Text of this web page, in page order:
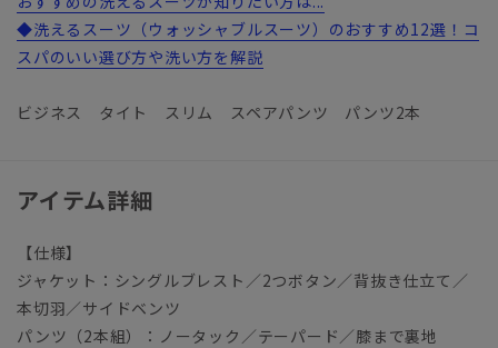
◆洗えるスーツ（ウォッシャブルスーツ）のおすすめ12選！コ
スパのいい選び方や洗い方を解説
ビジネス タイト スリム スペアパンツ パンツ2本
アイテム詳細
【仕様】
ジャケット：シングルブレスト／2つボタン／背抜き仕立て／
本切羽／サイドベンツ
パンツ（2本組）：ノータック／テーパード／膝まで裏地